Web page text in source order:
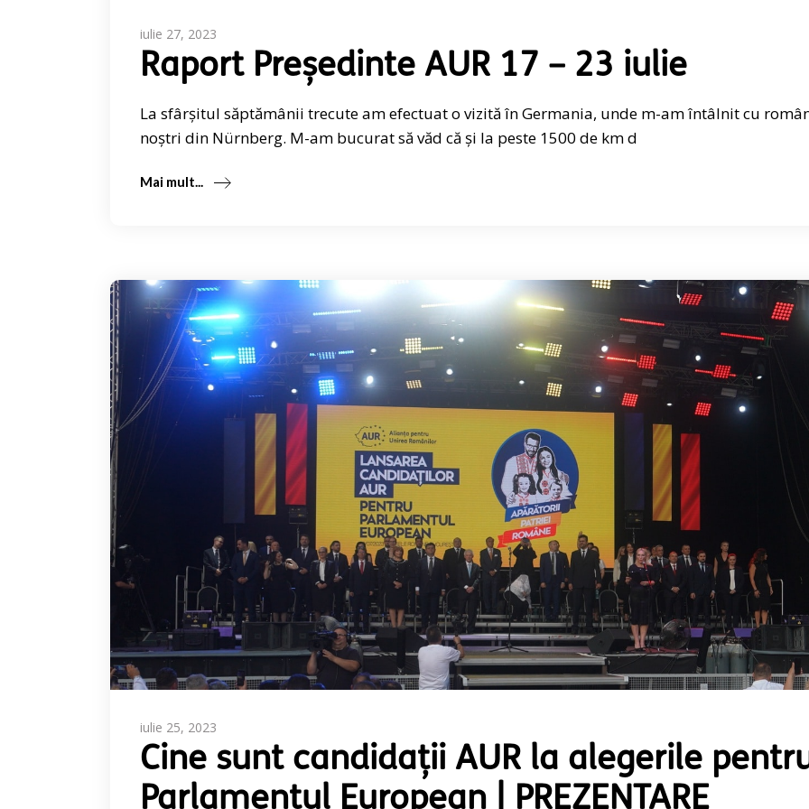
iulie 27, 2023
Raport Președinte AUR 17 – 23 iulie
La sfârșitul săptămânii trecute am efectuat o vizită în Germania, unde m-am întâlnit cu
noștri din Nürnberg. M-am bucurat să văd că și la peste 1500 de km d
Mai mult...
iulie 25, 2023
Cine sunt candidații AUR la alegerile
Parlamentul European | PREZENTARE